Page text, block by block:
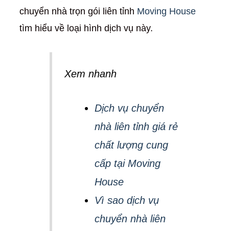
chuyển nhà trọn gói liên tỉnh Moving House
tìm hiểu về loại hình dịch vụ này.
Xem nhanh
Dịch vụ chuyển
nhà liên tỉnh giá rẻ
chất lượng cung
cấp tại Moving
House
Vì sao dịch vụ
chuyển nhà liên